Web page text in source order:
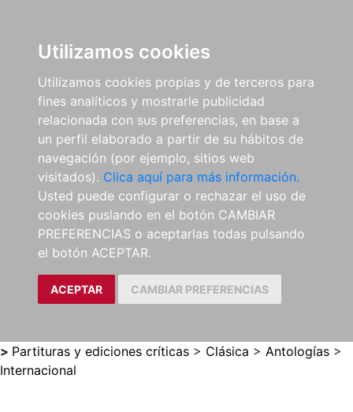
Utilizamos cookies
Utilizamos cookies propias y de terceros para
fines analíticos y mostrarle publicidad
relacionada con sus preferencias, en base a
un perfil elaborado a partir de su hábitos de
navegación (por ejemplo, sitios web
visitados). Clica aquí para más información.
Usted puede configurar o rechazar el uso de
cookies puslando en el botón CAMBIAR
PREFERENCIAS o aceptarlas todas pulsando
el botón ACEPTAR.
ACEPTAR CAMBIAR PREFERENCIAS
> Partituras y ediciones críticas > Clásica > Antologías >
Internacional